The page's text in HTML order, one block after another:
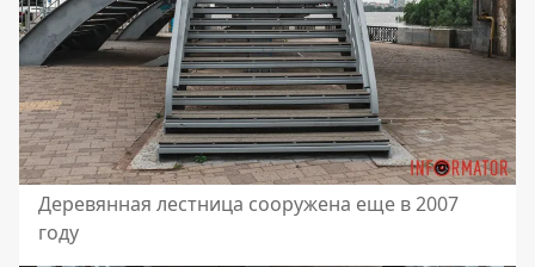
Деревянная лестница сооружена еще в 2007
году